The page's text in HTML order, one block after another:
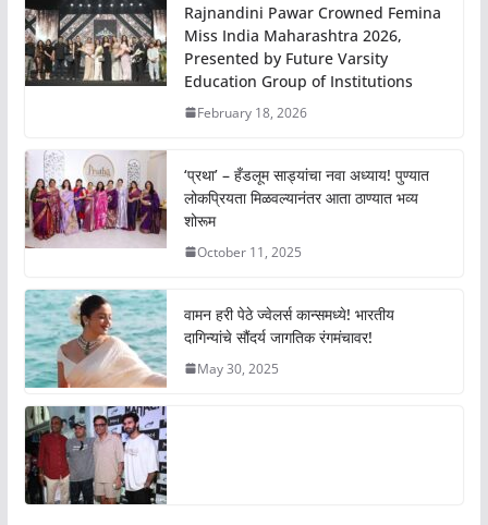
Rajnandini Pawar Crowned Femina
Miss India Maharashtra 2026,
Presented by Future Varsity
Education Group of Institutions
February 18, 2026
‘प्रथा’ – हँडलूम साड्यांचा नवा अध्याय! पुण्यात
लोकप्रियता मिळवल्यानंतर आता ठाण्यात भव्य
शोरूम
October 11, 2025
वामन हरी पेठे ज्वेलर्स कान्समध्ये! भारतीय
दागिन्यांचे सौंदर्य जागतिक रंगमंचावर!
May 30, 2025